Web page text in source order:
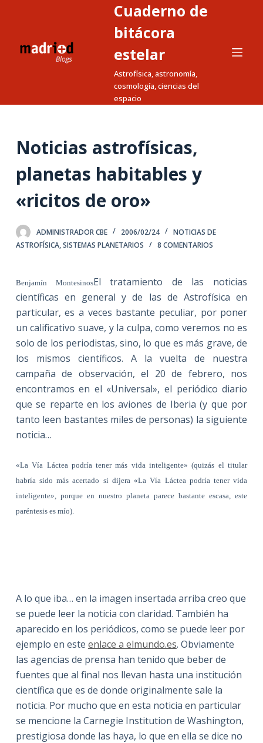
a
d
Cuaderno de
bitácora
estelar
Astrofísica, astronomía,
cosmología, ciencias del
espacio
Noticias astrofísicas,
planetas habitables y
«ricitos de oro»
ADMINISTRADOR CBE 2006/02/24
NOTICIAS DE
ASTROFÍSICA,SISTEMAS PLANETARIOS 8 COMENTARIOS
Benjamín MontesinosEl tratamiento de las noticias
científicas en general y de las de Astrofísica en
particular, es a veces bastante peculiar, por poner
un calificativo suave, y la culpa, como veremos no es
solo de los periodistas, sino, lo que es más grave, de
los mismos científicos. A la vuelta de nuestra
campaña de observación, el 20 de febrero, nos
encontramos en el «Universal», el periódico diario
que se reparte en los aviones de Iberia (y que por
tanto leen bastantes miles de personas) la siguiente
noticia…
«La Vía Láctea podría tener más vida inteligente» (quizás el titular
habría sido más acertado si dijera «La Vía Láctea podría tener vida
inteligente», porque en nuestro planeta parece bastante escasa, este
paréntesis es mío).
A lo que iba… en la imagen insertada arriba creo que
se puede leer la noticia con claridad. También ha
aparecido en los periódicos, como se puede leer por
ejemplo en este enlace a elmundo.es. Obviamente
las agencias de prensa han tenido que beber de
fuentes que al final nos llevan hasta una institución
científica que es de donde originalmente sale la
noticia. Por mucho que en esta noticia en particular
se mencione la Carnegie Institution de Washington,
prestigiosa donde las haya, lo que en ella se dice no